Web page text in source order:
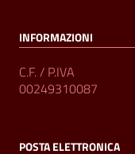
INFORMAZIONI
C.F. / P.IVA
00249310087
POSTA ELETTRONICA